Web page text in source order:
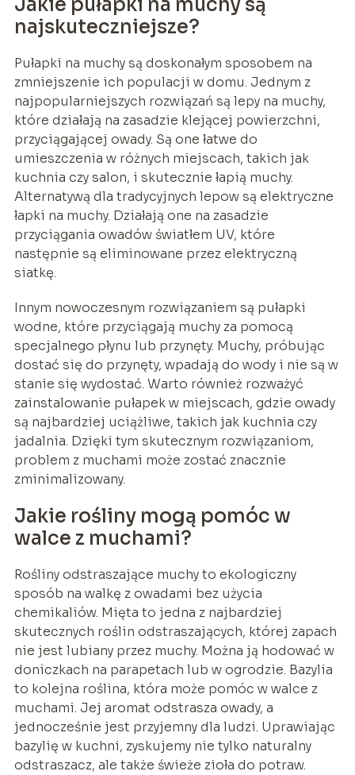
Jakie pułapki na muchy są
najskuteczniejsze?
Pułapki na muchy są doskonałym sposobem na
zmniejszenie ich populacji w domu. Jednym z
najpopularniejszych rozwiązań są lepy na muchy,
które działają na zasadzie klejącej powierzchni,
przyciągającej owady. Są one łatwe do
umieszczenia w różnych miejscach, takich jak
kuchnia czy salon, i skutecznie łapią muchy.
Alternatywą dla tradycyjnych lepow są elektryczne
łapki na muchy. Działają one na zasadzie
przyciągania owadów światłem UV, które
następnie są eliminowane przez elektryczną
siatkę.
Innym nowoczesnym rozwiązaniem są pułapki
wodne, które przyciągają muchy za pomocą
specjalnego płynu lub przynęty. Muchy, próbując
dostać się do przynęty, wpadają do wody i nie są w
stanie się wydostać. Warto również rozważyć
zainstalowanie pułapek w miejscach, gdzie owady
są najbardziej uciążliwe, takich jak kuchnia czy
jadalnia. Dzięki tym skutecznym rozwiązaniom,
problem z muchami może zostać znacznie
zminimalizowany.
Jakie rośliny mogą pomóc w
walce z muchami?
Rośliny odstraszające muchy to ekologiczny
sposób na walkę z owadami bez użycia
chemikaliów. Mięta to jedna z najbardziej
skutecznych roślin odstraszających, której zapach
nie jest lubiany przez muchy. Można ją hodować w
doniczkach na parapetach lub w ogrodzie. Bazylia
to kolejna roślina, która może pomóc w walce z
muchami. Jej aromat odstrasza owady, a
jednocześnie jest przyjemny dla ludzi. Uprawiając
bazylię w kuchni, zyskujemy nie tylko naturalny
odstraszacz, ale także świeże zioła do potraw.